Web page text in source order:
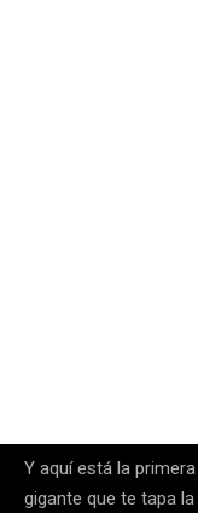
Y aquí está la
gigante que te tapa